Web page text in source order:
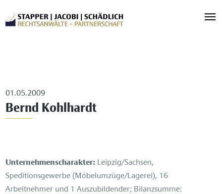
01.05.2009
Bernd Kohlhardt
Unternehmenscharakter: Leipzig/Sachsen,
Speditionsgewerbe (Möbelumzüge/Lagerei), 16
Arbeitnehmer und 1 Auszubildender; Bilanzsumme: